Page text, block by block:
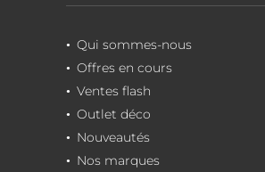
Qui sommes-nous
Offres en cours
Ventes flash
Outlet déco
Nouveautés
Nos marques